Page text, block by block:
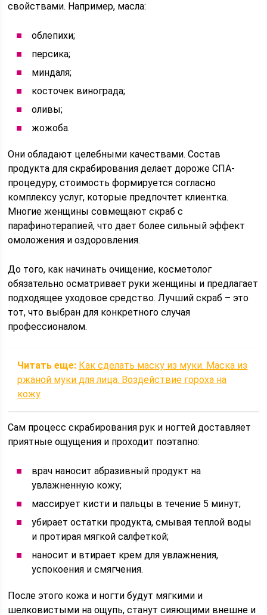
свойствами. Например, масла:
облепихи;
персика;
миндаля;
косточек винограда;
оливы;
жожоба.
Они обладают целебными качествами. Состав
продукта для скрабирования делает дороже СПА-
процедуру, стоимость формируется согласно
комплексу услуг, которые предпочтет клиентка.
Многие женщины совмещают скраб с
парафинотерапией, что дает более сильный эффект
омоложения и оздоровления.
До того, как начинать очищение, косметолог
обязательно осматривает руки женщины и предлагает
подходящее уходовое средство. Лучший скраб – это
тот, что выбран для конкретного случая
профессионалом.
Читать еще: Как сделать маску из муки. Маска из
ржаной муки для лица. Воздействие гороха на
кожу
Сам процесс скрабирования рук и ногтей доставляет
приятные ощущения и проходит поэтапно:
врач наносит абразивный продукт на
увлажненную кожу;
массирует кисти и пальцы в течение 5 минут;
убирает остатки продукта, смывая теплой воды
и протирая мягкой салфеткой;
наносит и втирает крем для увлажнения,
успокоения и смягчения.
После этого кожа и ногти будут мягкими и
шелковистыми на ощупь, станут сияющими внешне и